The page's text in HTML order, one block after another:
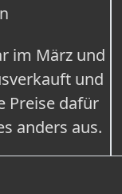
im März und
und
Preise dafür
anders aus.